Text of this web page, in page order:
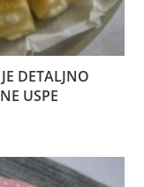
DETALJNO
USPE